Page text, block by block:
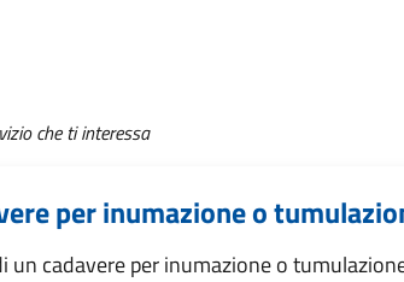
che ti interessa
per inumazione o
un cadavere per inumazione o